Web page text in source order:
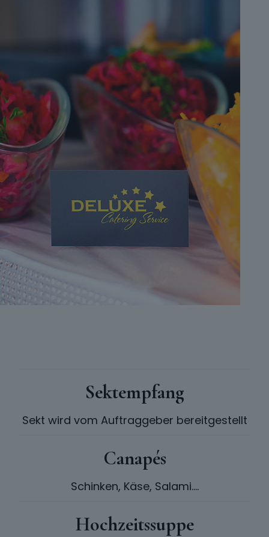
Sektempfang
Sekt wird vom Auftraggeber bereitgestellt
Canapés
Schinken, Käse, Salami....
Hochzeitssuppe